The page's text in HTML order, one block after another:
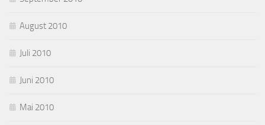
August 2010
Juli 2010
Juni 2010
Mai 2010